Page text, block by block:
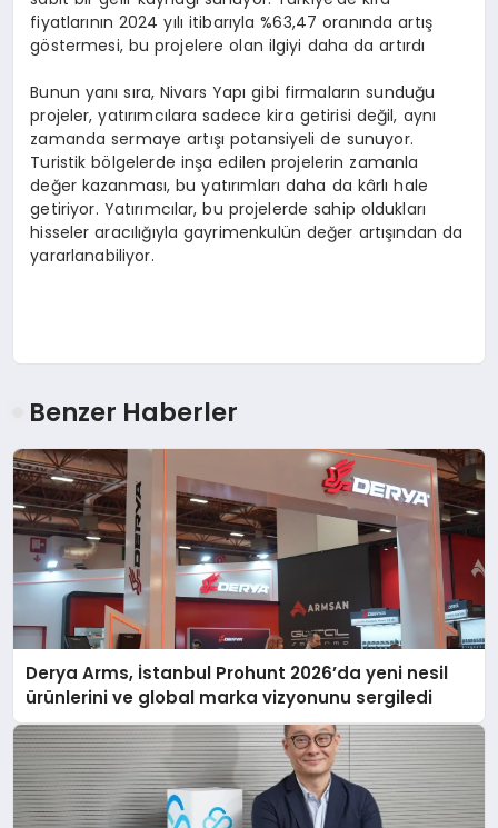
fiyatlarının 2024 yılı itibarıyla %63,47 oranında artış
göstermesi, bu projelere olan ilgiyi daha da artırdı
Bunun yanı sıra, Nivars Yapı gibi firmaların sunduğu
projeler, yatırımcılara sadece kira getirisi değil, aynı
zamanda sermaye artışı potansiyeli de sunuyor.
Turistik bölgelerde inşa edilen projelerin zamanla
değer kazanması, bu yatırımları daha da kârlı hale
getiriyor. Yatırımcılar, bu projelerde sahip oldukları
hisseler aracılığıyla gayrimenkulün değer artışından da
yararlanabiliyor.
Benzer Haberler
Derya Arms, İstanbul Prohunt 2026’da yeni nesil
ürünlerini ve global marka vizyonunu sergiledi